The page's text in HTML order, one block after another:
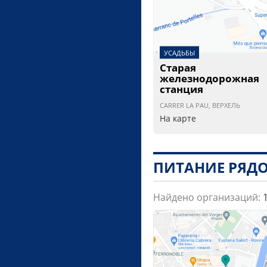
УСАДЬБЫ
Старая
железнодорожная
станция
CARRER LA PAU, ВЕРХЕЛЬ
На карте
ПИТАНИЕ
Найдено организаций: